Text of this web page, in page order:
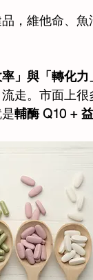
，維他命、
率」與「轉化力
走。市面上
輔酶 Q10 +